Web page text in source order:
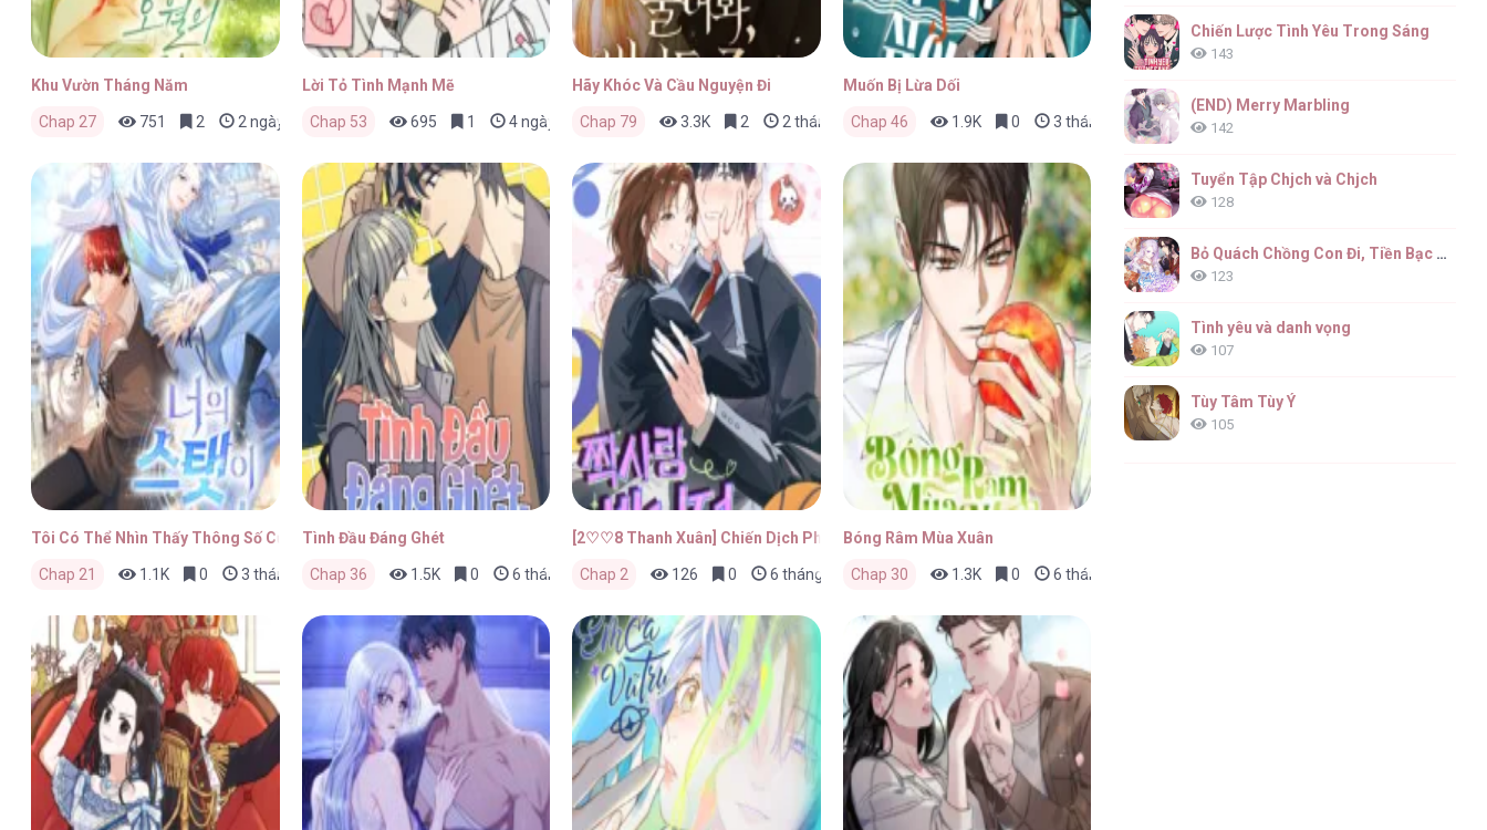
Khu Vườn Tháng Năm
Chap 27 751 2 2 ngày trước
Lời Tỏ Tình Mạnh Mẽ
Chap 53 695 1 4 ngày trước
Hãy Khóc Và Cầu Nguyện Đi
Chap 79 3.3K 2 2 tháng trước
Muốn Bị Lừa Dối
Chap 46 1.9K 0 3 tháng trước
Tôi Có Thể Nhìn Thấy Thông Số Của Cậu
Chap 21 1.1K 0 3 tháng trước
Tình Đầu Đáng Ghét
Chap 36 1.5K 0 6 tháng trước
[2♡♡8 Thanh Xuân] Chiến Dịch Phòng Thủ Trái Tim
Chap 2 126 0 6 tháng trước
Bóng Râm Mùa Xuân
Chap 30 1.3K 0 6 tháng trước
Chiến Lược Tình Yêu Trong Sáng
143
(END) Merry Marbling
142
Tuyển Tập Chjch và Chjch
128
Bỏ Quách Chồng Con Đi, Tiền Bạc Mới Là Tất Cả
123
Tình yêu và danh vọng
107
Tùy Tâm Tùy Ý
105